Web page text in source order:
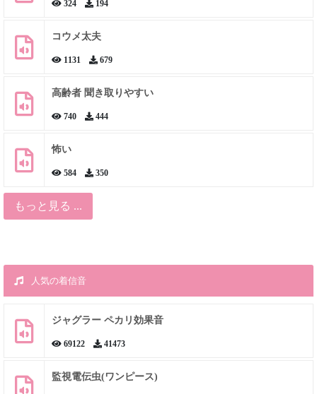
324 194
コウメ太夫
1131 679
高齢者 聞き取りやすい
740 444
怖い
584 350
もっと見る ...
人気の着信音
ジャグラー ペカリ効果音
69122 41473
監視電伝虫(ワンピース)